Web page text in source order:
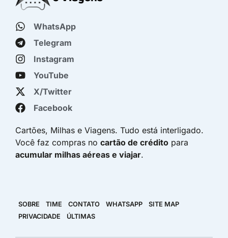
WhatsApp
Telegram
Instagram
YouTube
X/Twitter
Facebook
Cartões, Milhas e Viagens. Tudo está interligado.
Você faz compras no cartão de crédito para
acumular milhas aéreas e viajar.
SOBRE TIME CONTATO WHATSAPP
SITE MAP
PRIVACIDADE
ÚLTIMAS